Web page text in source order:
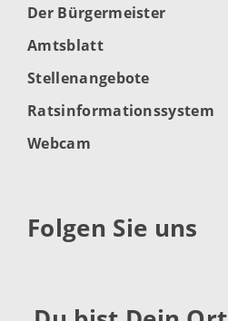
Der Bürgermeister
Amtsblatt
Stellenangebote
Ratsinformationssystem
Webcam
Folgen Sie uns